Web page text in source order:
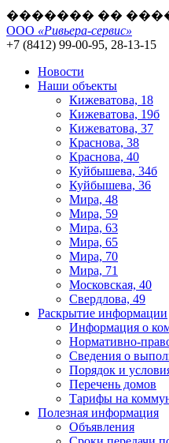
������� ��
ООО «Ривьера-сервис»
+7 (8412) 99-00-95, 28-13-15
Новости
Наши объекты
Кижеватова, 18
Кижеватова, 19б
Кижеватова, 37
Краснова, 38
Краснова, 40
Куйбышева, 34б
Куйбышева, 36
Мира, 48
Мира, 59
Мира, 63
Мира, 65
Мира, 70
Мира, 71
Московская, 40
Свердлова, 49
Раскрытие информации
Информация о
Нормативно-
Сведения о
Порядок и
Перечень домов
Тарифы на
Полезная информация
Объявления